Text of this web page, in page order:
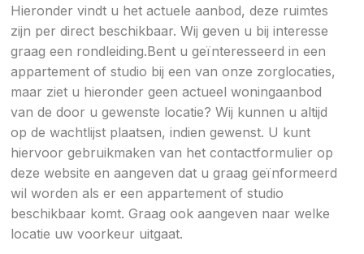
Hieronder vindt u het actuele aanbod, deze ruimtes
zijn per direct beschikbaar. Wij geven u bij interesse
graag een rondleiding.Bent u geïnteresseerd in een
appartement of studio bij een van onze zorglocaties,
maar ziet u hieronder geen actueel woningaanbod
van de door u gewenste locatie? Wij kunnen u altijd
op de wachtlijst plaatsen, indien gewenst. U kunt
hiervoor gebruikmaken van het contactformulier op
deze website en aangeven dat u graag geïnformeerd
wil worden als er een appartement of studio
beschikbaar komt. Graag ook aangeven naar welke
locatie uw voorkeur uitgaat.